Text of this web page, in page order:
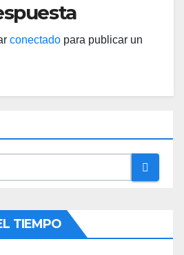
conectado para publicar un
TIEMPO